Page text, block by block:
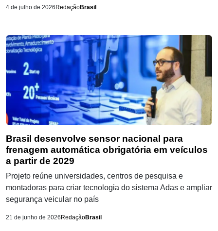
4 de julho de 2026 RedaçãoBrasil
Brasil desenvolve sensor nacional para
frenagem automática obrigatória em veículos
a partir de 2029
Projeto reúne universidades, centros de pesquisa e
montadoras para criar tecnologia do sistema Adas e ampliar
segurança veicular no país
21 de junho de 2026 RedaçãoBrasil